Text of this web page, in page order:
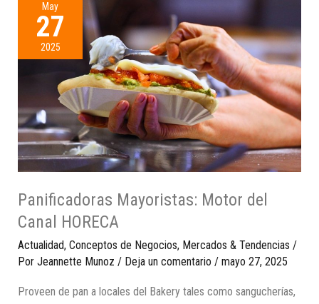
May
27
2025
Panificadoras Mayoristas: Motor del
Canal HORECA
Actualidad, Conceptos de Negocios, Mercados & Tendencias /
Por Jeannette Munoz / Deja un comentario / mayo 27, 2025
Proveen de pan a locales del Bakery tales como sangucherías,